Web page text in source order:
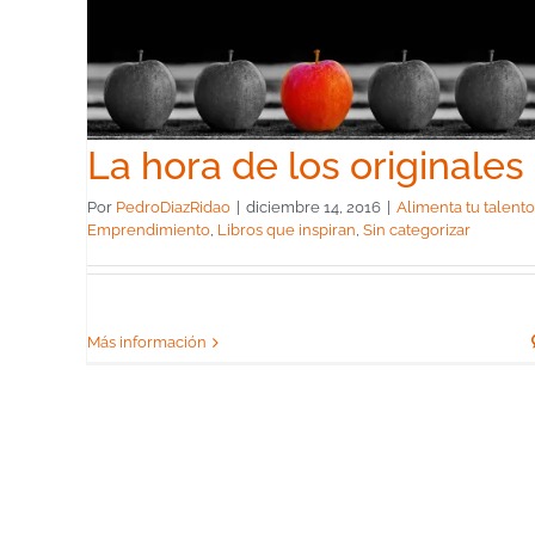
La hora de los originales
Por PedroDiazRidao diciembre 14, 2016
Alimenta tu talento
Emprendimiento, Libros que inspiran, Sin categorizar
Más información